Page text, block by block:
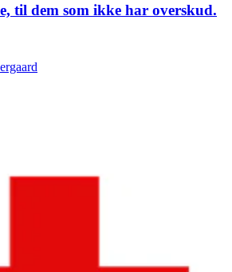
til dem som ikke har overskud.